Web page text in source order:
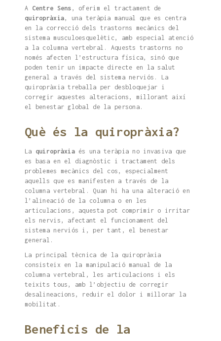
A Centre Sens , oferim el tractament de
quiropràxia, una teràpia manual que es centra
en la correcció dels trastorns mecànics del
sistema musculoesquelètic, amb especial atenció
a la columna vertebral. Aquests trastorns no
només afecten l’estructura física, sinó que
poden tenir un impacte directe en la salut
general a través del sistema nerviós. La
quiropràxia treballa per desbloquejar i
corregir aquestes alteracions, millorant així
el benestar global de la persona.
Què és la quiropràxia?
La quiropràxiaés una teràpia no invasiva que
es basa en el diagnòstic i tractament dels
problemes mecànics del cos, especialment
aquells que es manifesten a través de la
columna vertebral. Quan hi ha una alteració en
l’alineació de la columna o en les
articulacions, aquesta pot comprimir o irritar
els nervis, afectant el funcionament del
sistema nerviós i, per tant, el benestar
general.
La principal tècnica de la quiropràxia
consisteix en la manipulació manual de la
columna vertebral, les articulacions i els
teixits tous, amb l’objectiu de corregir
desalineacions, reduir el dolor i millorar la
mobilitat.
Beneficis de la